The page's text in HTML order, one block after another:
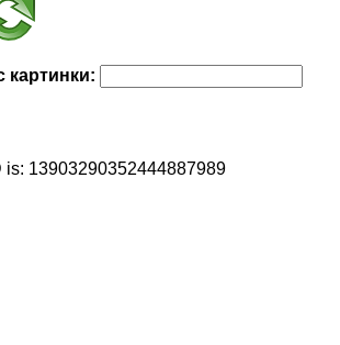
картинки:
is: 13903290352444887989